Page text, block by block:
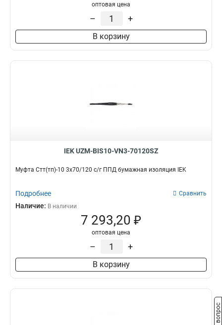
оптовая цена
– +
В корзину
IEK UZM-BIS10-VN3-70120SZ
Муфта Стт(тп)-10 3х70/120 с/г ППД бумажная изоляция IEK
Подробнее Сравнить
Наличие: В наличии
7 293,20 ₽
оптовая цена
– +
В корзину